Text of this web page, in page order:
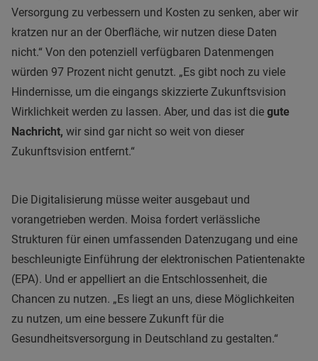
Versorgung zu verbessern und Kosten zu senken, aber wir
kratzen nur an der Oberfläche, wir nutzen diese Daten
nicht.“ Von den potenziell verfügbaren Datenmengen
würden 97 Prozent nicht genutzt. „Es gibt noch zu viele
Hindernisse, um die eingangs skizzierte Zukunftsvision
Wirklichkeit werden zu lassen. Aber, und das ist die gute
Nachricht, wir sind gar nicht so weit von dieser
Zukunftsvision entfernt.“
Die Digitalisierung müsse weiter ausgebaut und
vorangetrieben werden. Moisa fordert verlässliche
Strukturen für einen umfassenden Datenzugang und eine
beschleunigte Einführung der elektronischen Patientenakte
(EPA). Und er appelliert an die Entschlossenheit, die
Chancen zu nutzen. „Es liegt an uns, diese Möglichkeiten
zu nutzen, um eine bessere Zukunft für die
Gesundheitsversorgung in Deutschland zu gestalten.“